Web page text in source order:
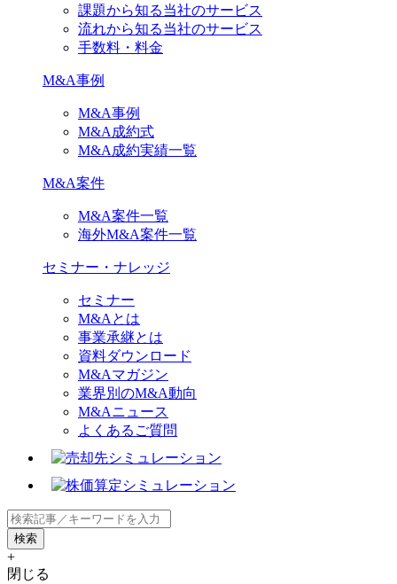
課題から知る当社のサービス
流れから知る当社のサービス
手数料・料金
M&A事例
M&A事例
M&A成約式
M&A成約実績一覧
M&A案件
M&A案件一覧
海外M&A案件一覧
セミナー・ナレッジ
セミナー
M&Aとは
事業承継とは
資料ダウンロード
M&Aマガジン
業界別のM&A動向
M&Aニュース
よくあるご質問
+
閉じる